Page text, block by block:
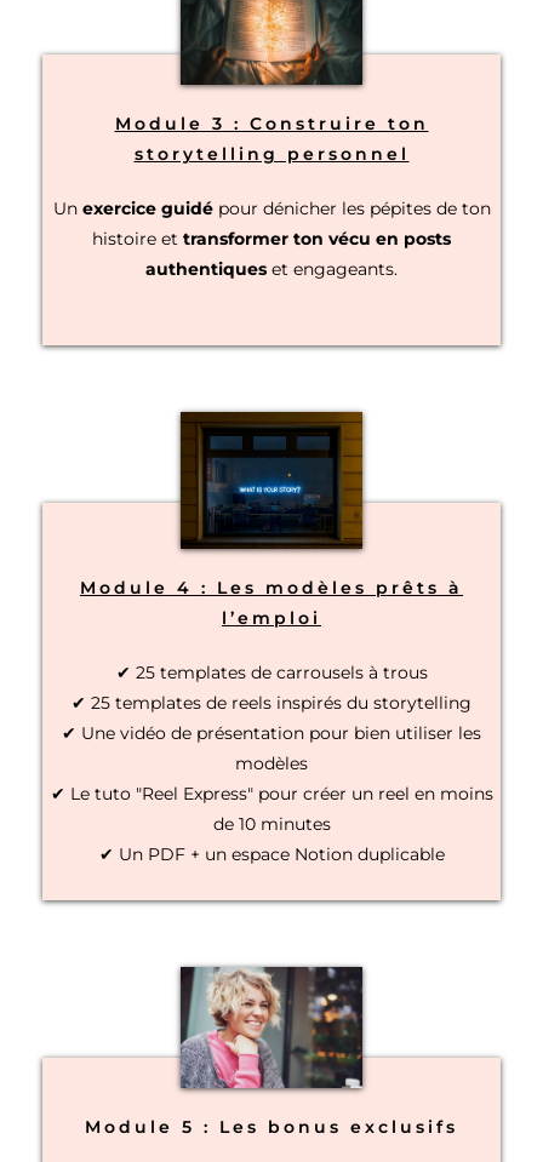
Module 3 : Construire ton
storytelling personnel
Unexercice guidépour dénicher les pépites de ton
histoire et transformer ton vécu en posts
authentiques et engageants.
Module 4 : Les modèles prêts à
l’emploi
✔ 25 templates de carrousels à trous
✔ 25 templates de reels inspirés du storytelling
✔ Une vidéo de présentation pour bien utiliser les
modèles
✔ Le tuto "Reel Express" pour créer un reel en moins
de 10 minutes
✔ Un PDF + un espace Notion duplicable
Module 5 : Les bonus exclusifs